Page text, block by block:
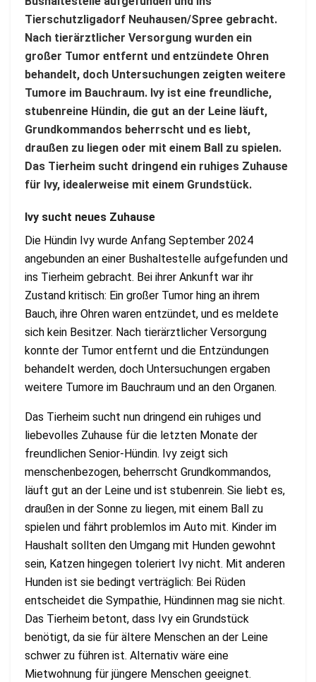
Tierschutzligadorf Neuhausen/Spree gebracht.
Nach tierärztlicher Versorgung wurden ein
großer Tumor entfernt und entzündete Ohren
behandelt, doch Untersuchungen zeigten weitere
Tumore im Bauchraum. Ivy ist eine freundliche,
stubenreine Hündin, die gut an der Leine läuft,
Grundkommandos beherrscht und es liebt,
draußen zu liegen oder mit einem Ball zu spielen.
Das Tierheim sucht dringend ein ruhiges Zuhause
für Ivy, idealerweise mit einem Grundstück.
Ivy sucht neues Zuhause
Die Hündin Ivy wurde Anfang September 2024
angebunden an einer Bushaltestelle aufgefunden und
ins Tierheim gebracht. Bei ihrer Ankunft war ihr
Zustand kritisch: Ein großer Tumor hing an ihrem
Bauch, ihre Ohren waren entzündet, und es meldete
sich kein Besitzer. Nach tierärztlicher Versorgung
konnte der Tumor entfernt und die Entzündungen
behandelt werden, doch Untersuchungen ergaben
weitere Tumore im Bauchraum und an den Organen.
Das Tierheim sucht nun dringend ein ruhiges und
liebevolles Zuhause für die letzten Monate der
freundlichen Senior-Hündin. Ivy zeigt sich
menschenbezogen, beherrscht Grundkommandos,
läuft gut an der Leine und ist stubenrein. Sie liebt es,
draußen in der Sonne zu liegen, mit einem Ball zu
spielen und fährt problemlos im Auto mit. Kinder im
Haushalt sollten den Umgang mit Hunden gewohnt
sein, Katzen hingegen toleriert Ivy nicht. Mit anderen
Hunden ist sie bedingt verträglich: Bei Rüden
entscheidet die Sympathie, Hündinnen mag sie nicht.
Das Tierheim betont, dass Ivy ein Grundstück
benötigt, da sie für ältere Menschen an der Leine
schwer zu führen ist. Alternativ wäre eine
Mietwohnung für jüngere Menschen geeignet.